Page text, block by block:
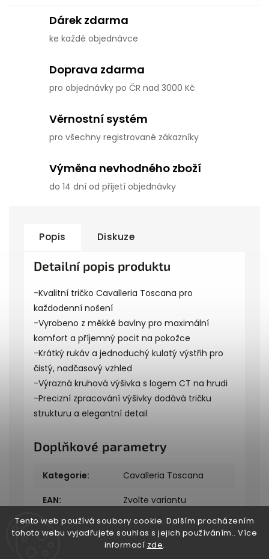
Tento web používá soubory cookie. Dalším procházením
tohoto webu vyjadřujete souhlas s jejich používáním.. Více
informací zde.
Dárek zdarma
ke každé objednávce
Doprava zdarma
pro objednávky po ČR nad 3000 Kč
Věrnostní systém
pro všechny registrované zákazníky
Výměna nevhodného zboží
do 14 dní od přijetí objednávky
Popis Diskuze
Detailní popis produktu
-Kvalitní tričko Cavalleria Toscana pro
každodenní nošení
-Vyrobeno z měkké bavlny pro maximální
komfort a příjemný pocit na pokožce
-Krátký rukáv a jednoduchý kulatý výstřih pro
čistý, nadčasový vzhled
-Výrazná kruhová výšivka s logem CT na hrudi
-Precizní zpracování výšivky dodává tričku
strukturu a elegantní detail
Doplňkové parametry
Kategorie: Cavalleria Toscana
EAN: Zvolte variantu